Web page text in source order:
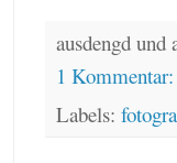
ausdengd
1
Labels: